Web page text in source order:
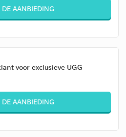
DE AANBIEDING
voor exclusieve UGG
DE AANBIEDING